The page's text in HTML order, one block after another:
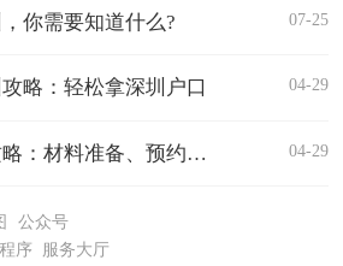
你需要知道什么? 07-25
略：轻松拿深圳户口 04-29
毕业生入户深圳全攻略：材料准备、预约流程及注意事项 04-29
公众号
序 服务大厅